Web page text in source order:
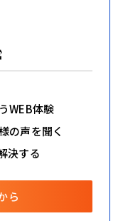
WEB体験
の声を聞く
決する
ら